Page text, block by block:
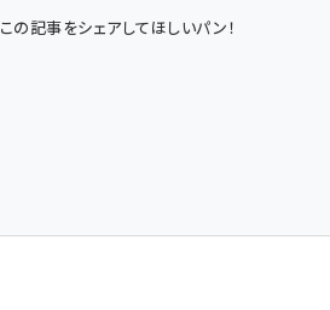
この記事をシェアしてほしいパン！